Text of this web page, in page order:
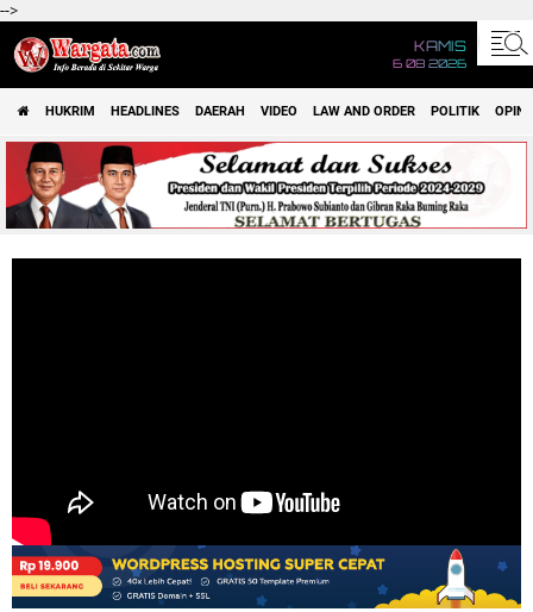
-->
KAMIS
6 08 2026
HUKRIM HEADLINES DAERAH VIDEO LAW AND ORDER POLITIK OPINI